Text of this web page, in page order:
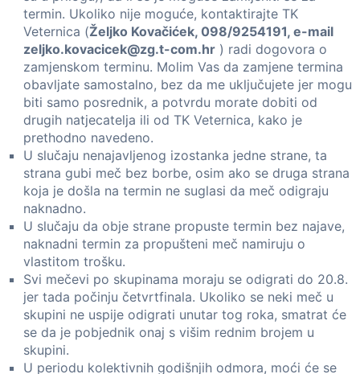
termin. Ukoliko nije moguće, kontaktirajte TK
Veternica (Željko Kovačićek, 098/9254191, e-mail
zeljko.kovacicek@zg.t-com.hr) radi dogovora o
zamjenskom terminu. Molim Vas da zamjene termina
obavljate samostalno, bez da me uključujete jer mogu
biti samo posrednik, a potvrdu morate dobiti od
drugih natjecatelja ili od TK Veternica, kako je
prethodno navedeno.
U slučaju nenajavljenog izostanka jedne strane, ta
strana gubi meč bez borbe, osim ako se druga strana
koja je došla na termin ne suglasi da meč odigraju
naknadno.
U slučaju da obje strane propuste termin bez najave,
naknadni termin za propušteni meč namiruju o
vlastitom trošku.
Svi mečevi po skupinama moraju se odigrati do 20.8.
jer tada počinju četvrtfinala. Ukoliko se neki meč u
skupini ne uspije odigrati unutar tog roka, smatrat će
se da je pobjednik onaj s višim rednim brojem u
skupini.
U periodu kolektivnih godišnjih odmora, moći će se